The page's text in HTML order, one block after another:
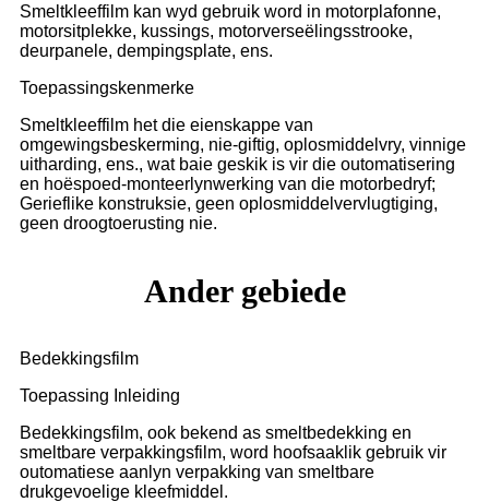
Smeltkleeffilm kan wyd gebruik word in motorplafonne,
motorsitplekke, kussings, motorverseëlingsstrooke,
deurpanele, dempingsplate, ens.
Toepassingskenmerke
Smeltkleeffilm het die eienskappe van
omgewingsbeskerming, nie-giftig, oplosmiddelvry, vinnige
uitharding, ens., wat baie geskik is vir die outomatisering
en hoëspoed-monteerlynwerking van die motorbedryf;
Gerieflike konstruksie, geen oplosmiddelvervlugtiging,
geen droogtoerusting nie.
Ander gebiede
Bedekkingsfilm
Toepassing Inleiding
Bedekkingsfilm, ook bekend as smeltbedekking en
smeltbare verpakkingsfilm, word hoofsaaklik gebruik vir
outomatiese aanlyn verpakking van smeltbare
drukgevoelige kleefmiddel.